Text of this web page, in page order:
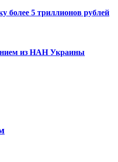
более 5 триллионов рублей
из НАН Украины